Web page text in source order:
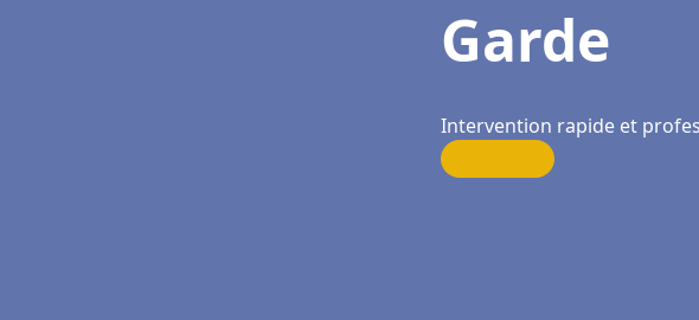
Garde
Intervention rapide et